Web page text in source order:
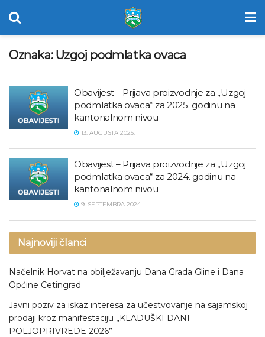
Oznaka: Uzgoj podmlatka ovaca
Obavijest – Prijava proizvodnje za „Uzgoj
podmlatka ovaca“ za 2025. godinu na
kantonalnom nivou
13. AUGUSTA 2025.
Obavijest – Prijava proizvodnje za „Uzgoj
podmlatka ovaca“ za 2024. godinu na
kantonalnom nivou
9. SEPTEMBRA 2024.
Najnoviji članci
Načelnik Horvat na obilježavanju Dana Grada Gline i Dana
Općine Cetingrad
Javni poziv za iskaz interesa za učestvovanje na sajamskoj
prodaji kroz manifestaciju „KLADUŠKI DANI
POLJOPRIVREDE 2026”